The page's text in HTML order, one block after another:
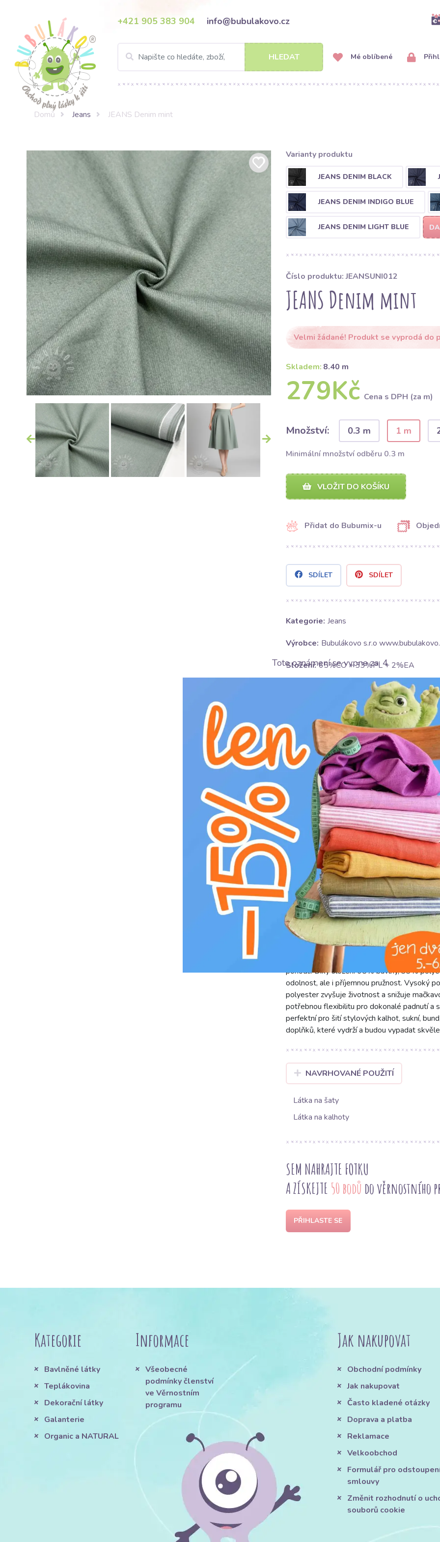
+421 905 383 904 info@bubulakovo.cz
HLEDAT Mé oblíbené
Domů Jeans JEANS Denim mint
Varianty produktu
JEANS DENIM BLACK
JEANS DENIM INDIGO BLUE
JEANS DENIM LIGHT BLUE
Číslo produktu: JEANSUNI012
JEANS Denim mint
Velmi žádané! Produkt se vyprodá do
Skladem: 8.40 m
279Kč Cena s DPH (za m)
Množství: 0.3 m 1 m
Minimální množství odběru 0.3 m
VLOŽIT DO KOŠÍKU
Přidat do Bubumix-u
SDÍLET SDÍLET
Kategorie: Jeans
Výrobce: Bubulákovo s.r.o
Složení: 65%CO + 33%PL + 2%EA
270 g/m2
Motív: Jednobarevné
Barva: zelená
Ošetrování:
E žehlit na středním stupni (150°C)
H nebělit
V v sušičce sušit na nízkém stupni (do
K nečistit chemicky
g prát na 30°C
JEANS Denim mint je jedinečná
vnese svěžest do vašich projektů. S šíří
pohodlí. Díky složení 65% bavlny, 33%
odolnost, ale i příjemnou pružnost. Vysoký
polyester zvyšuje životnost a snižuje
potřebnou flexibilitu pro dokonalé padnutí a
perfektní pro šití stylových kalhot, sukní,
doplňků, které vydrží a budou vypadat
NAVRHOVANÉ POUŽITÍ
Látka na šaty
Látka na kalhoty
SEM NAHRAJTE FOTKU
A ZÍSKEJTE 50 bodů do věrnostního
PŘIHLASTE SE
Kategorie
Bavlněné látky
Teplákovina
Dekorační látky
Galanterie
Organic a NATURAL
Informace
Všeobecné
podmínky členství
ve Věrnostním
programu
Jak nakupovat
Obchodní podmínky
Jak nakupovat
Často kladené otázky
Doprava a platba
Reklamace
Velkoobchod
Formulář pro
smlouvy
Změnit rozhodnutí o
souborů cookie
Toto oznámení se vypne za: 3